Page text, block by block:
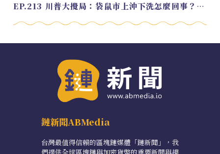
EP.213 川普大攪局：袋鼠市上沖下洗怎麼回事？feat. Alvin
鏈新聞ABMedia
台灣最值得信賴的區塊鏈媒體「鏈新聞」，我